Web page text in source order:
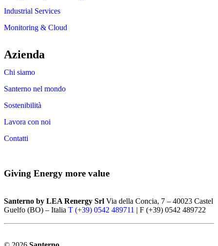
Industrial Services
Monitoring & Cloud
Azienda
Chi siamo
Santerno nel mondo
Sostenibilità
Lavora con noi
Contatti
Giving Energy more value
Santerno by LEA Renergy Srl Via della Concia, 7 – 40023 Castel
Guelfo (BO) – Italia T (+39) 0542 489711 | F (+39) 0542 489722